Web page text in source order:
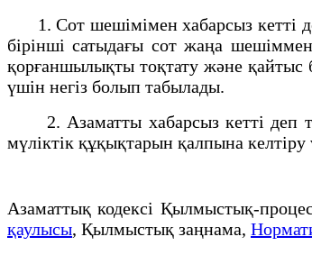
1. Сот шешімімен хабарсыз кетті
бірінші сатыдағы сот жаңа
қорғаншылықты тоқтату және қайтыс
үшін негіз болып табылады.
2. Азаматты хабарсыз кетті деп
мүліктік құқықтарын қалпына
Азаматтық кодексi Қылмыстық-
қаулысы, Қылмыстық заңнама,